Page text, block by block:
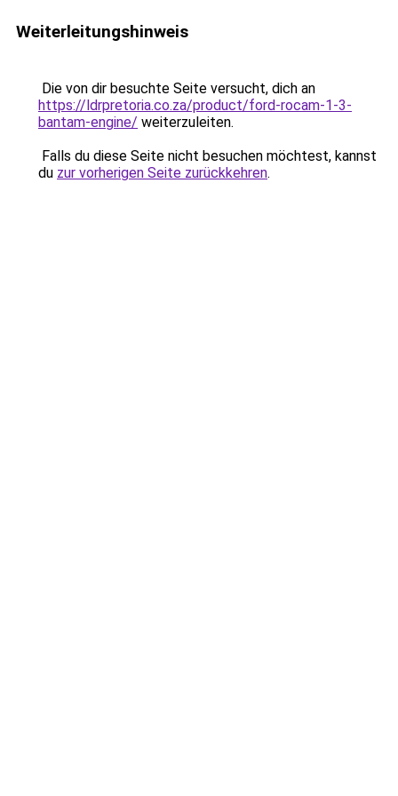
Weiterleitungshinweis
Die von dir besuchte Seite versucht, dich an
https://ldrpretoria.co.za/product/ford-rocam-1-3-
bantam-engine/ weiterzuleiten.
Falls du diese Seite nicht besuchen möchtest, kannst
du zur vorherigen Seite zurückkehren.